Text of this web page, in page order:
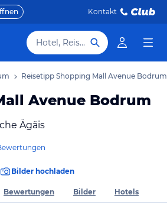
Kontakt
Hotel, Reiseziel
Reisetipp Shopping Mall Avenue Bodrum
Avenue Bodrum
Ägäis
Bilder hochladen
Bewertungen Bilder Hotels